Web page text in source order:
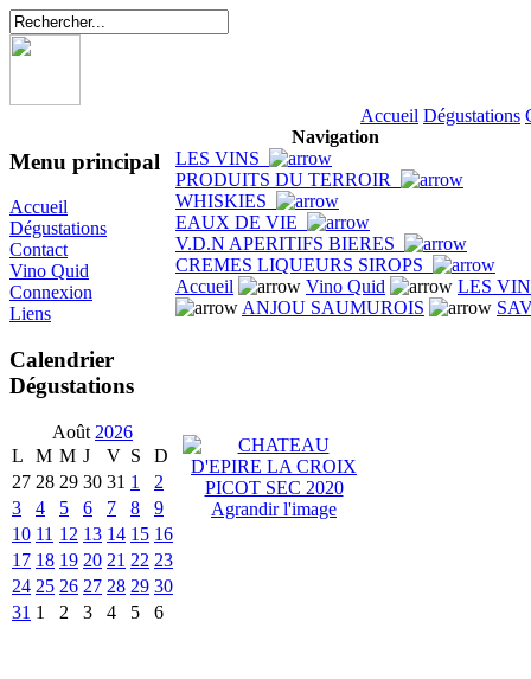
Accueil Dégustations
Menu principal
Accueil
Dégustations
Contact
Vino Quid
Connexion
Liens
Calendrier
Dégustations
Août 2026
L
M M J V S
D
27 28 29 30 31 1
2
3
4 5 6 7 8
9
10 11 12 13 14 15 16
17 18 19 20 21 22 23
24 25 26 27 28 29 30
31 1 2 3 4 5 6
Navigation
LES VINS
PRODUITS DU TERROIR
WHISKIES
EAUX DE VIE
V.D.N APERITIFS BIERES
CREMES LIQUEURS SIROPS
Accueil
Vino Quid
LES
ANJOU SAUMUROIS
Agrandir l'image